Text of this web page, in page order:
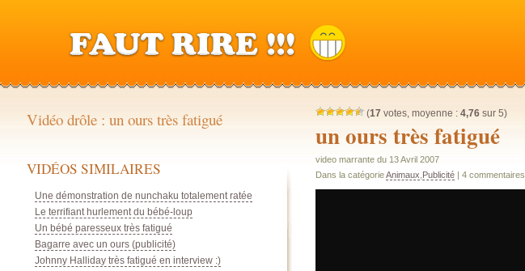
(17votes, moyenne : 4,76sur 5)
un ours très fatigué
video marrante du 13 Avril 2007
Dans la catégorieAnimaux Publicité| 4 commentaires
Vidéo drôle : un ours très fatigué
VIDÉOS SIMILAIRES
Une démonstration de nunchaku totalement ratée
Le terrifiant hurlement du bébé-loup
Un bébé paresseux très fatigué
Bagarre avec un ours (publicité)
Johnny Halliday très fatigué en interview :)